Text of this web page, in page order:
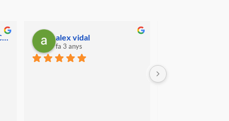
Eva Andreu Consultora Marca Personal Eulàlia Serrano
Una activitat BRU-TAL! L'any
que ve, tornarem a repetir! Dues